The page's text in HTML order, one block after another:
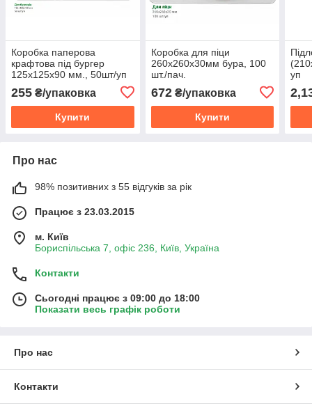
Коробка паперова
крафтова під бургер
125х125х90 мм., 50шт/уп
255 ₴/упаковка
Купити
Коробка для піци
260х260х30мм бура, 100
шт./пач.
672₴/упаковка
Купити
уп
Про нас
98% позитивних з 55 відгуків за рік
Працює з 23.03.2015
м. Київ
Бориспільська 7, офіс 236, Київ, Україна
Контакти
Сьогодні працює з 09:00 до 18:00
Показати весь графік роботи
Про нас
Контакти